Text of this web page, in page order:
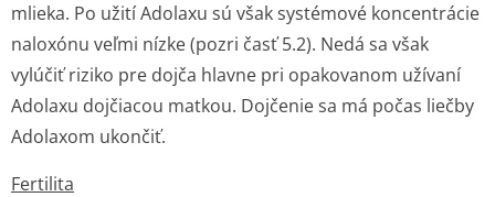
mlieka. Po užití Adolaxu sú však systémové koncentrácie
naloxónu veľmi nízke (pozri časť 5.2). Nedá sa však
vylúčiť riziko pre dojča hlavne pri opakovanom užívaní
Adolaxu dojčiacou matkou. Dojčenie sa má počas liečby
Adolaxom ukončiť.
Fertilita